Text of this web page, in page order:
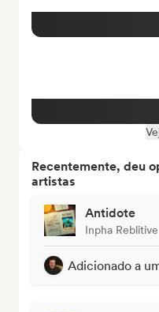
Recentemente, deu
artistas
Antidote
Inpha Reblitive
Adicionado a